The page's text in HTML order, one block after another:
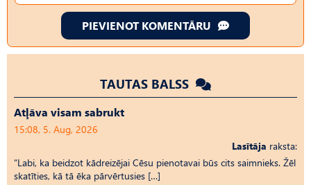
PIEVIENOT KOMENTĀRU
TAUTAS BALSS
Atļāva visam sabrukt
15:08, 5. Aug, 2026
Lasītāja raksta:
“Labi, ka beidzot kādreizējai Cēsu pienotavai būs cits saimnieks. Žēl
skatīties, kā tā ēka pārvērtusies […]